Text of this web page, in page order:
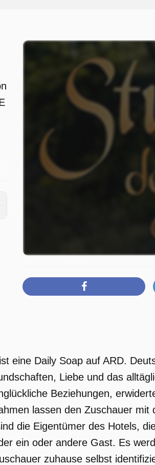
eine Daily Soap auf ARD.
Liebe und das
Beziehungen,
lassen den Zuschauer
die Eigentümer des Hotels,
ein oder andere Gast. Es
zuhause selbst